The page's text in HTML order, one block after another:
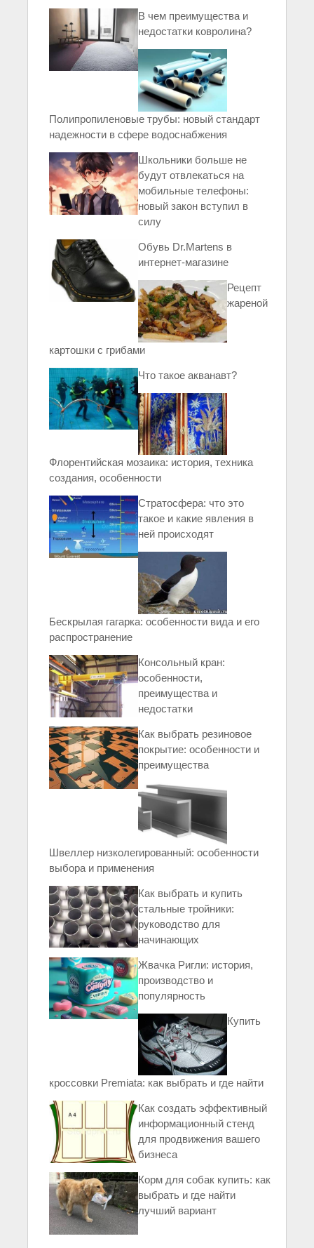
В чем преимущества и
недостатки ковролина?
Полипропиленовые трубы: новый стандарт
надежности в сфере водоснабжения
Школьники больше не
будут отвлекаться на
мобильные телефоны:
новый закон вступил в
силу
Обувь Dr.Martens в
интернет-магазине
Рецепт
жареной
картошки с грибами
Что такое акванавт?
Флорентийская мозаика: история, техника
создания, особенности
Стратосфера: что это
такое и какие явления в
ней происходят
Бескрылая гагарка: особенности вида и его
распространение
Консольный кран:
особенности,
преимущества и
недостатки
Как выбрать резиновое
покрытие: особенности и
преимущества
Швеллер низколегированный: особенности
выбора и применения
Как выбрать и купить
стальные тройники:
руководство для
начинающих
Жвачка Ригли: история,
производство и
популярность
Купить
кроссовки Premiata: как выбрать и где найти
Как создать эффективный
информационный стенд
для продвижения вашего
бизнеса
Корм для собак купить: как
выбрать и где найти
лучший вариант